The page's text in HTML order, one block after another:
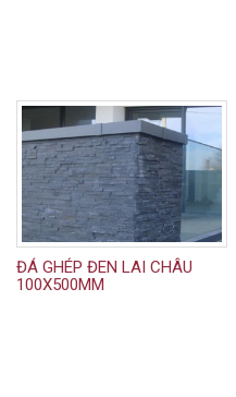
ĐÁ GHÉP ĐEN LAI CHÂU
100X500MM